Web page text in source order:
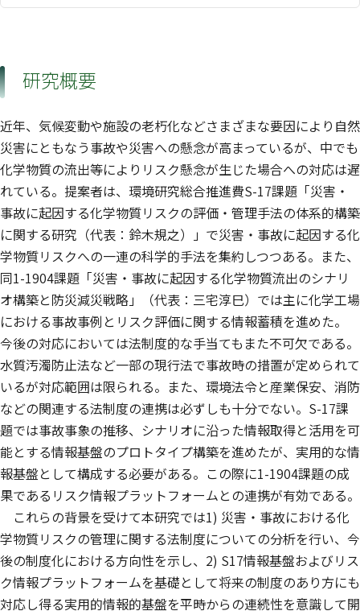
研究概要
近年、気候変動や施設の老朽化などさまざまな要因により自然
災害にともなう事故や災害への懸念が高まっているが、中でも
化学物質の流出等によりリスク懸念が生じた場合への対応は遅
れている。提案者は、環境研究総合推進費S-17課題「災害・
事故に起因する化学物質リスクの評価・管理手法の体系的構築
に関する研究（代表：鈴木規之）」で災害・事故に起因する化
学物質リスクへの一連の科学的手法を集約しつつある。また、
同1-1904課題「災害・事故に起因する化学物質流出のシナリ
オ構築と防災減災戦略」（代表：三宅淳巳）では主に化学工場
における事故事例とリスク評価に関する情報蓄積を進めた。
今後の対応においては法制度的な手当てもまた不可欠である。
水質汚濁防止法など一部の現行法で事故時の措置が定められて
いるが対応範囲は限られる。また、環境法令と産業保安、消防
などの関連する法制度の連携は必ずしも十分でない。S-17課
題では事故事象の推移、シナリオに沿った情報取得と活用を可
能とする情報基盤のプロトタイプ構築を進めたが、実用的な情
報基盤として構成する必要がある。この際に1-1904課題の成
果であるリスク情報プラットフォームとの連携が有効である。
これらの背景を受けて本研究では1) 災害・事故における化
学物質リスクの管理に関する法制度についての分析を行い、今
後の制度化における方向性を示し、2) S17情報基盤およびリス
ク情報プラットフォームを基礎として将来の制度のあり方にも
対応し得る実用的情報的基盤を平時からの連続性を意識して開